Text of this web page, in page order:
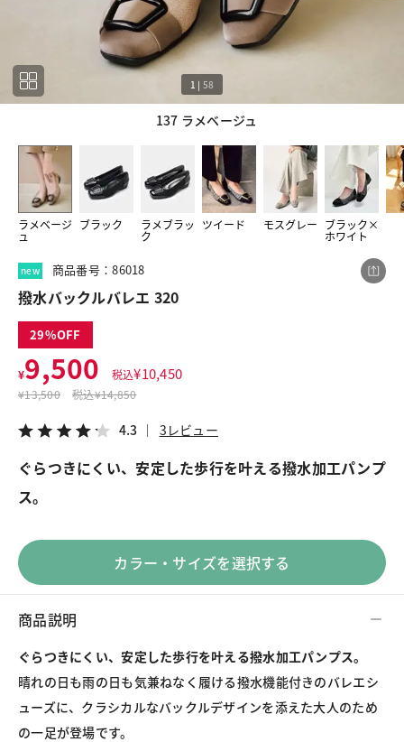
137 ラメベージュ
1 | 58
ラメベージ
ュ
ブラック ラメブラッ
ク
ツイード モスグレー ブラック×
ホワイト
58
new 商品番号：86018
撥水バックルバレエ 320
29
¥9,500 税込¥10,450
¥13,500 税込¥14,850
4.3 3レビュー
ぐらつきにくい、安定した歩行を叶える撥水加工パンプ
ス。
カラー・サイズを選択する
商品説明
ぐらつきにくい、安定した歩行を叶える撥水加工パンプス。
晴れの日も雨の日も気兼ねなく履ける撥水機能付きのバレエシ
ューズに、クラシカルなバックルデザインを添えた大人のため
の一足が登場です。
この商品をシェアする
¥9,500
税込¥10,450